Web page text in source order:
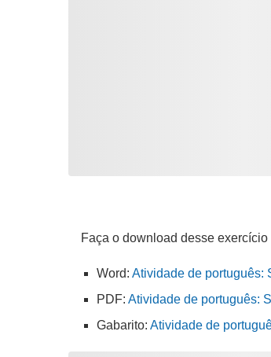
Faça o download desse exercício
Word: Atividade de português:
PDF: Atividade de português:
Gabarito: Atividade de